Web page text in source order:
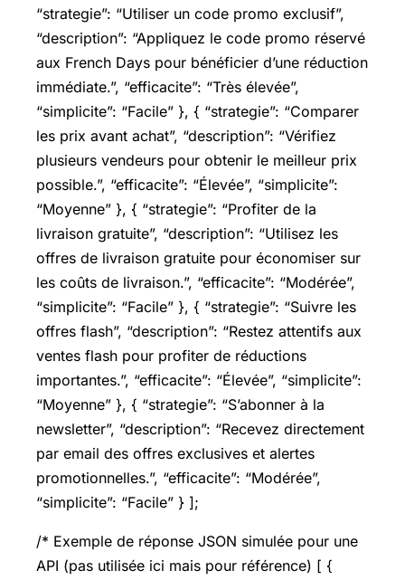
“strategie”: “Utiliser un code promo exclusif”,
“description”: “Appliquez le code promo réservé
aux French Days pour bénéficier d’une réduction
immédiate.”, “efficacite”: “Très élevée”,
“simplicite”: “Facile” }, { “strategie”: “Comparer
les prix avant achat”, “description”: “Vérifiez
plusieurs vendeurs pour obtenir le meilleur prix
possible.”, “efficacite”: “Élevée”, “simplicite”:
“Moyenne” }, { “strategie”: “Profiter de la
livraison gratuite”, “description”: “Utilisez les
offres de livraison gratuite pour économiser sur
les coûts de livraison.”, “efficacite”: “Modérée”,
“simplicite”: “Facile” }, { “strategie”: “Suivre les
offres flash”, “description”: “Restez attentifs aux
ventes flash pour profiter de réductions
importantes.”, “efficacite”: “Élevée”, “simplicite”:
“Moyenne” }, { “strategie”: “S’abonner à la
newsletter”, “description”: “Recevez directement
par email des offres exclusives et alertes
promotionnelles.”, “efficacite”: “Modérée”,
“simplicite”: “Facile” } ];
/* Exemple de réponse JSON simulée pour une
API (pas utilisée ici mais pour référence) [ {